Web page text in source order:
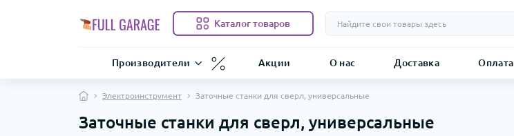
Каталог товаров
Производители Акции О нас Доставка Оплата
Электроинструмент Заточные станки для сверл, универсальные
Заточные станки для сверл, универсальные